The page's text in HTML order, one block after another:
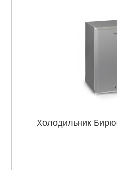
Холодильник